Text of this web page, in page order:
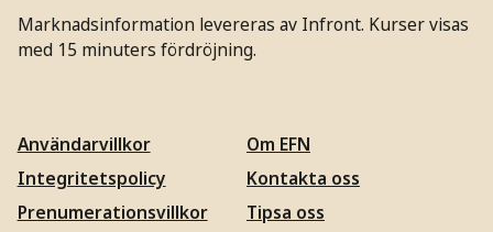
Marknadsinformation levereras av Infront. Kurser visas
med 15 minuters fördröjning.
Användarvillkor
Integritetspolicy
Prenumerationsvillkor
Om EFN
Kontakta oss
Tipsa oss